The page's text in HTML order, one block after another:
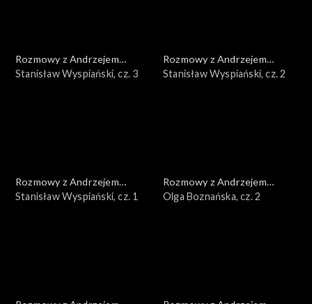
Rozmowy z Andrzejem
Doboszem
Stanisław Wyspiański, cz. 3
Rozmowy z Andrzejem
Doboszem
Stanisław Wyspiański, cz. 2
Rozmowy z Andrzejem
Doboszem
Stanisław Wyspiański, cz. 1
Rozmowy z Andrzejem
Doboszem
Olga Boznańska, cz. 2